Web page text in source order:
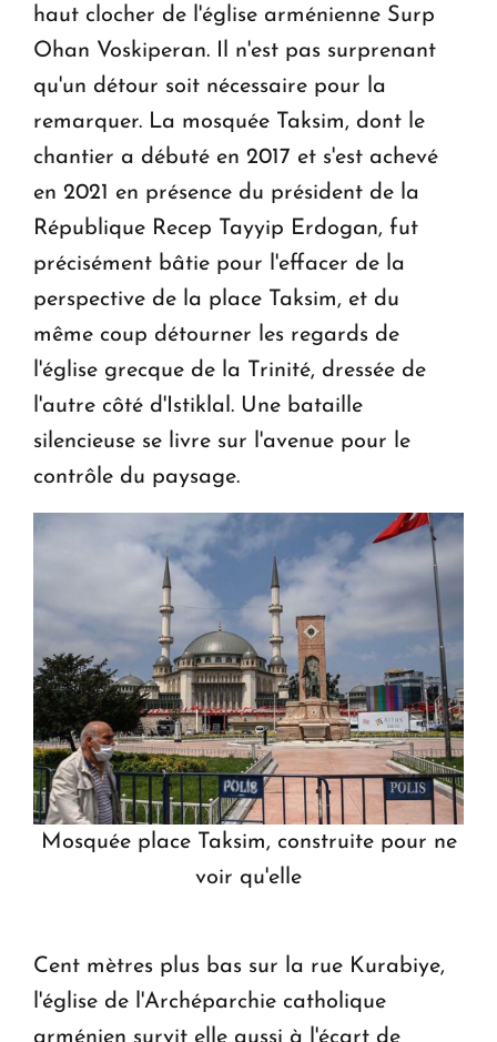
haut clocher de l'église arménienne Surp
Ohan Voskiperan. Il n'est pas surprenant
qu'un détour soit nécessaire pour la
remarquer. La mosquée Taksim, dont le
chantier a débuté en 2017 et s'est achevé
en 2021 en présence du président de la
République Recep Tayyip Erdogan, fut
précisément bâtie pour l'effacer de la
perspective de la place Taksim, et du
même coup détourner les regards de
l'église grecque de la Trinité, dressée de
l'autre côté d'Istiklal. Une bataille
silencieuse se livre sur l'avenue pour le
contrôle du paysage.
Mosquée place Taksim, construite pour ne
voir qu'elle
Cent mètres plus bas sur la rue Kurabiye,
l'église de l'Archéparchie catholique
arménien survit elle aussi à l'écart de